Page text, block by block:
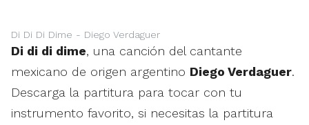
Di Di Di Dime - Diego Verdaguer
Di di di dime, una canción del cantante
mexicano de origen argentino Diego Verdaguer.
Descarga la partitura para tocar con tu
instrumento favorito, si necesitas la partitura